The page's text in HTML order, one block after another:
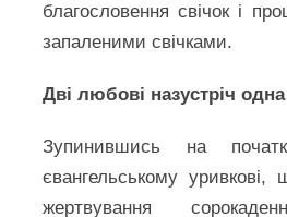
благословення свічок і
запаленими свічками.
Дві любові назустріч
Зупинившись на
євангельському уривкові,
жертвування